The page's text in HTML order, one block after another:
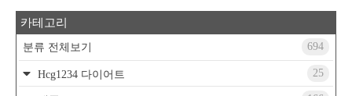
카테고리
분류 전체보기 694
Hcg1234 다이어트 25